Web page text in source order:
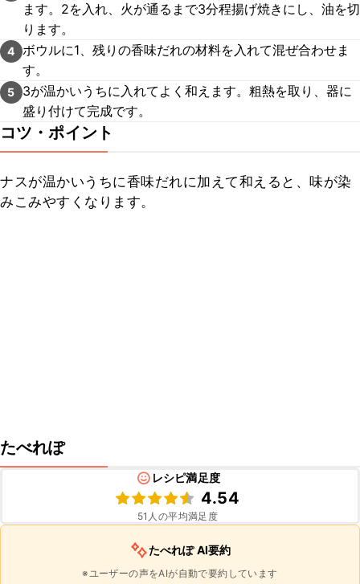
ます。2を入れ、火が通るまで3分程揚げ焼きにし、油を切
ります。
4 ボウルに1、残りの香味だれの材料を入れて混ぜ合わせま
す。
5
3が温かいうちに入れてよく和えます。粗熱を取り、器に
盛り付けて完成です。
コツ・ポイント
ナスが温かいうちに香味だれに加えて和えると、味が染
みこみやすくなります。
たべれぽ
レシピ満足度
4.54
51 人の平均満足度
たべれぽ AI要約
※ユーザーの声をAIが自動で要約しています